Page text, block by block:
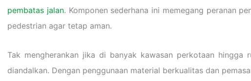
pembatas jalan. Komponen sederhana ini memegang peranan
pedestrian agar tetap aman.
Tak mengherankan jika di banyak kawasan perkotaan
diandalkan. Dengan penggunaan material berkualitas dan